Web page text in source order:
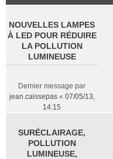
NOUVELLES LAMPES
À LED POUR RÉDUIRE
LA POLLUTION
LUMINEUSE
Dernier message par
jean.caissepas« 07/05/13,
14:15
SURÉCLAIRAGE,
POLLUTION
LUMINEUSE,